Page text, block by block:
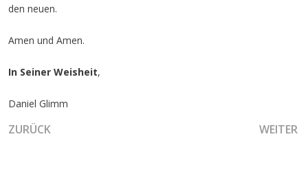
den neuen.
Amen und Amen.
In Seiner Weisheit,
Daniel Glimm
VORHERIGER BEITRAG: ZERBRECHE GEFANGENSCHAFT
ZURÜCK WEITER